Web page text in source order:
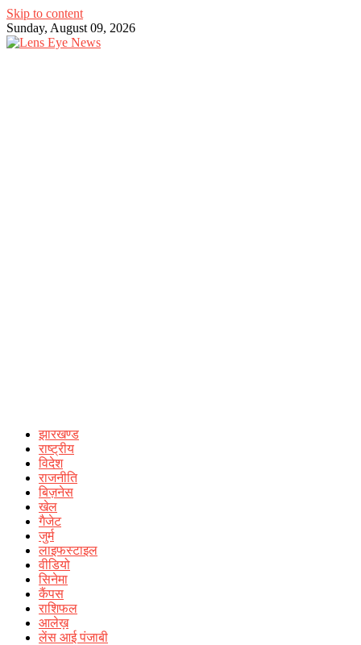
Skip to content
Sunday, August 09, 2026
झारखण्ड
राष्ट्रीय
विदेश
राजनीति
बिज़नेस
खेल
गैजेट
जुर्म
लाइफस्टाइल
वीडियो
सिनेमा
कैंपस
राशिफल
आलेख़
लेंस आई पंजाबी